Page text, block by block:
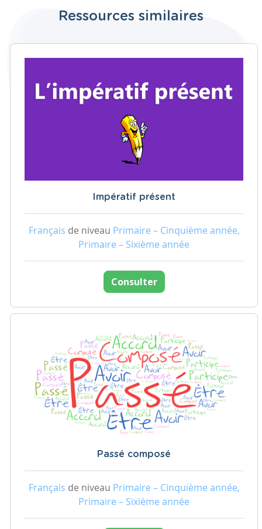
Ressources similaires
Impératif présent
Français de niveau Primaire – Cinquième année,
Primaire – Sixième année
Consulter
Passé composé
Français de niveau Primaire – Cinquième année,
Primaire – Sixième année